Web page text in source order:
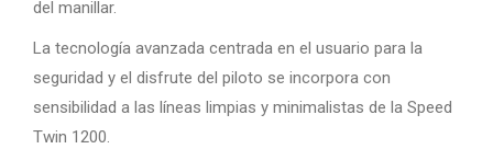
del manillar.
La tecnología avanzada centrada en el usuario para la
seguridad y el disfrute del piloto se incorpora con
sensibilidad a las líneas limpias y minimalistas de la Speed
Twin 1200.